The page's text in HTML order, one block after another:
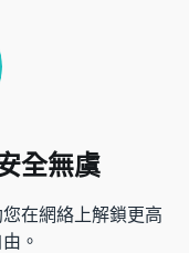
全無虞
在網絡上解鎖更高
。